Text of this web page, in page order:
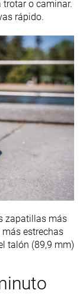
trotar o caminar.
rápido.
zapatillas más
estrechas
talón (89,9 mm)